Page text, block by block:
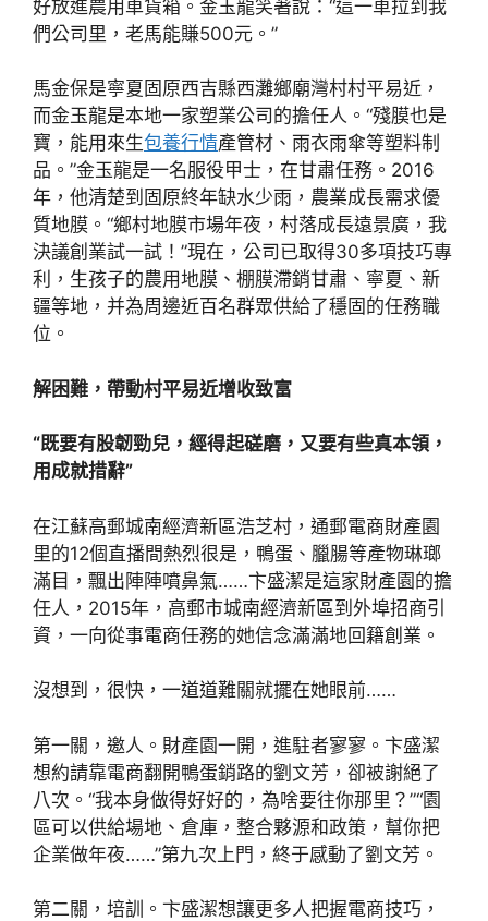
好放進農用車貨箱。金玉龍笑著說：“這一車拉到我
們公司里，老馬能賺500元。”
馬金保是寧夏固原西吉縣西灘鄉廟灣村村平易近，
而金玉龍是本地一家塑業公司的擔任人。“殘膜也是
寶，能用來生包養行情產管材、雨衣雨傘等塑料制
品。”金玉龍是一名服役甲士，在甘肅任務。2016
年，他清楚到固原終年缺水少雨，農業成長需求優
質地膜。“鄉村地膜市場年夜，村落成長遠景廣，我
決議創業試一試！”現在，公司已取得30多項技巧專
利，生孩子的農用地膜、棚膜滯銷甘肅、寧夏、新
疆等地，并為周邊近百名群眾供給了穩固的任務職
位。
解困難，帶動村平易近增收致富
“既要有股韌勁兒，經得起磋磨，又要有些真本領，
用成就措辭”
在江蘇高郵城南經濟新區浩芝村，通郵電商財產園
里的12個直播間熱烈很是，鴨蛋、臘腸等產物琳瑯
滿目，飄出陣陣噴鼻氣……卞盛潔是這家財產園的擔
任人，2015年，高郵市城南經濟新區到外埠招商引
資，一向從事電商任務的她信念滿滿地回籍創業。
沒想到，很快，一道道難關就擺在她眼前……
第一關，邀人。財產園一開，進駐者寥寥。卞盛潔
想約請靠電商翻開鴨蛋銷路的劉文芳，卻被謝絕了
八次。“我本身做得好好的，為啥要往你那里？”“園
區可以供給場地、倉庫，整合夥源和政策，幫你把
企業做年夜……”第九次上門，終于感動了劉文芳。
第二關，培訓。卞盛潔想讓更多人把握電商技巧，